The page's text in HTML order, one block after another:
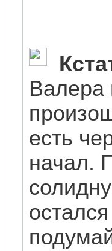
Валера
есть
начал.